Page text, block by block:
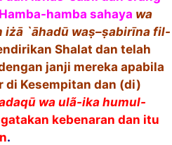
hamba sahaya wa
iżā `āhadū waṣ–ṣabirīna fil-
Shalat dan telah
janji mereka apabila
di Kesempitan dan (di)
ū wa ulã-ika humul-
kebenaran dan itu
.